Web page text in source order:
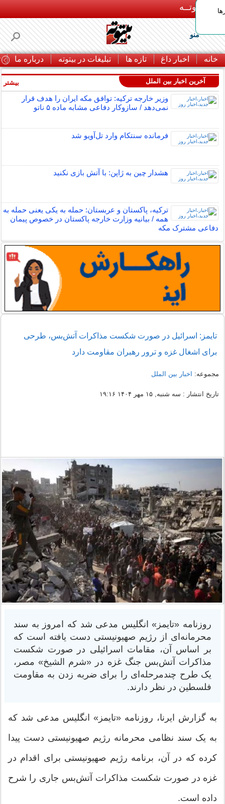
بـیتوتــه
منو
خانه اخبار داغ تازه ها تبلیغات در بیتوته درباره ما
آخرین اخبار بین الملل
وزیر خارجه ترکیه: توافق مکه ایران را هدف قرار
نمی‌دهد / سازوکار دفاعی مشابه ماده ۵ ناتو
فرمانده سنتکام وارد تل‌آویو شد
هشدار چین به ژاپن: با آتش بازی نکنید
ترکیه، پاکستان و عربستان: حمله به یکی یعنی حمله به
همه / بیانیه وزارت خارجه پاکستان در خصوص پیمان
دفاعی مشترک مکه
بیشتر
تایمز: اسرائیل در صورت شکست مذاکرات آتش‌بس، طرحی
برای اشغال غزه و ترور رهبران مقاومت دارد
مجموعه: اخبار بین الملل
تاریخ انتشار : سه شنبه, ۱۵ مهر ۱۴۰۴ ۱۹:۱۶
روزنامه «تایمز» انگلیس مدعی شد که امروز به سند
محرمانه‌ای از رژیم صهیونیستی دست یافته است که
بر اساس آن، مقامات اسرائیلی در صورت شکست
مذاکرات آتش‌بس جنگ غزه در «شرم الشیخ» مصر،
یک طرح‌ چندمرحله‌ای را برای ضربه زدن به مقاومت
فلسطین در نظر دارند.
به گزارش ایرنا، روزنامه «تایمز» انگلیس مدعی شد که
به یک سند نظامی محرمانه رژیم صهیونیستی دست پیدا
کرده که در آن، برنامه رژیم صهیونیستی برای اقدام در
غزه در صورت شکست مذاکرات آتش‌بس جاری را شرح
داده است.